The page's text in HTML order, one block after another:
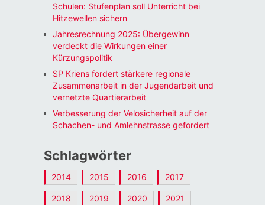
Schulen: Stufenplan soll Unterricht bei
Hitzewellen sichern
Jahresrechnung 2025: Übergewinn
verdeckt die Wirkungen einer
Kürzungspolitik
SP Kriens fordert stärkere regionale
Zusammenarbeit in der Jugendarbeit und
vernetzte Quartierarbeit
Verbesserung der Velosicherheit auf der
Schachen- und Amlehnstrasse gefordert
Schlagwörter
2014 2015 2016 2017
2018 2019 2020 2021